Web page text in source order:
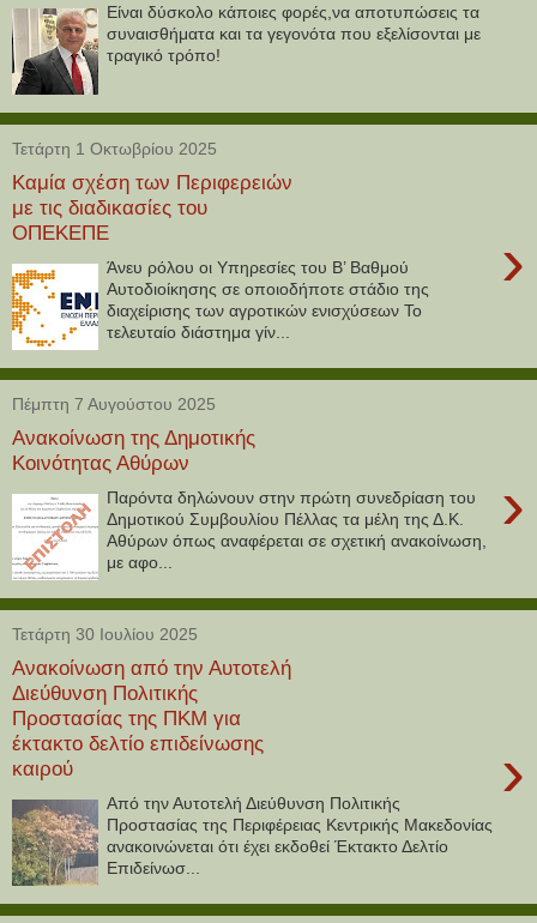
Είναι δύσκολο κάποιες φορές,να αποτυπώσεις τα
συναισθήματα και τα γεγονότα που εξελίσονται με
τραγικό τρόπο!
Τετάρτη 1 Οκτωβρίου 2025
Καμία σχέση των Περιφερειών
με τις διαδικασίες του
ΟΠΕΚΕΠΕ
›
Άνευ ρόλου οι Υπηρεσίες του Β’ Βαθμού
Αυτοδιοίκησης σε οποιοδήποτε στάδιο της
διαχείρισης των αγροτικών ενισχύσεων Το
τελευταίο διάστημα γίν...
Πέμπτη 7 Αυγούστου 2025
Ανακοίνωση της Δημοτικής
Κοινότητας Αθύρων
›
Παρόντα δηλώνουν στην πρώτη συνεδρίαση του
Δημοτικού Συμβουλίου Πέλλας τα μέλη της Δ.Κ.
Αθύρων όπως αναφέρεται σε σχετική ανακοίνωση,
με αφο...
Τετάρτη 30 Ιουλίου 2025
Ανακοίνωση από την Αυτοτελή
Διεύθυνση Πολιτικής
Προστασίας της ΠΚΜ για
έκτακτο δελτίο επιδείνωσης
καιρού
›
Από την Αυτοτελή Διεύθυνση Πολιτικής
Προστασίας της Περιφέρειας Κεντρικής Μακεδονίας
ανακοινώνεται ότι έχει εκδοθεί Έκτακτο Δελτίο
Επιδείνωσ...